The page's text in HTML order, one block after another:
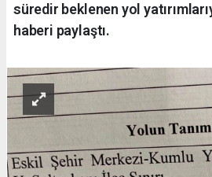
süredir beklenen yol
haberi paylaştı.